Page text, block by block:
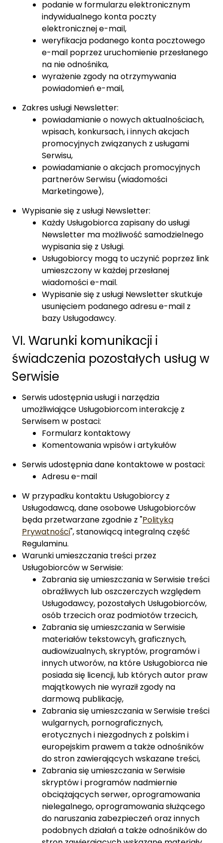
podanie w formularzu elektronicznym
indywidualnego konta poczty
elektronicznej e-mail,
weryfikacja podanego konta pocztowego
e-mail poprzez uruchomienie przesłanego
na nie odnośnika,
wyrażenie zgody na otrzymywania
powiadomień e-mail,
Zakres usługi Newsletter:
powiadamianie o nowych aktualnościach,
wpisach, konkursach, i innych akcjach
promocyjnych związanych z usługami
Serwisu,
powiadamianie o akcjach promocyjnych
partnerów Serwisu (wiadomości
Marketingowe),
Wypisanie się z usługi Newsletter:
Każdy Usługobiorca zapisany do usługi
Newsletter ma możliwość samodzielnego
wypisania się z Usługi.
Usługobiorcy mogą to uczynić poprzez link
umieszczony w każdej przesłanej
wiadomości e-mail.
Wypisanie się z usługi Newsletter skutkuje
usunięciem podanego adresu e-mail z
bazy Usługodawcy.
VI. Warunki komunikacji i
świadczenia pozostałych usług w
Serwisie
Serwis udostępnia usługi i narzędzia
umożliwiające Usługobiorcom interakcję z
Serwisem w postaci:
Formularz kontaktowy
Komentowania wpisów i artykułów
Serwis udostępnia dane kontaktowe w postaci:
Adresu e-mail
W przypadku kontaktu Usługobiorcy z
Usługodawcą, dane osobowe Usługobiorców
będa przetwarzane zgodnie z "Polityką
Prywatności", stanowiącą integralną część
Regulaminu.
Warunki umieszczania treści przez
Usługobiorców w Serwisie:
Zabrania się umieszczania w Serwisie treści
obraźliwych lub oszczerczych względem
Usługodawcy, pozostałych Usługobiorców,
osób trzecich oraz podmiotów trzecich,
Zabrania się umieszczania w Serwisie
materiałów tekstowcyh, graficznych,
audiowizualnych, skryptów, programów i
innych utworów, na które Usługobiorca nie
posiada się licencji, lub których autor praw
majątkowych nie wyraził zgody na
darmową publikację,
Zabrania się umieszczania w Serwisie treści
wulgarnych, pornograficznych,
erotycznych i niezgodnych z polskim i
europejskim prawem a także odnośników
do stron zawierających wskazane treści,
Zabrania się umieszczania w Serwisie
skryptów i programów nadmiernie
obciążających serwer, oprogramowania
nielegalnego, oprogramowania służącego
do naruszania zabezpieczeń oraz innych
podobnych działań a także odnośników do